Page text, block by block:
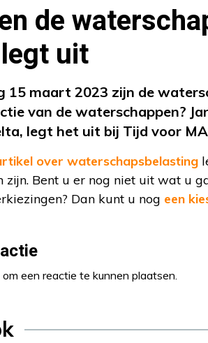
de
uit
15 maart 2023 zijn de
van de waterschappen?
legt het uit bij Tijd voor
over waterschapsbelasting
zijn. Bent u er nog niet uit wat u
Dan kunt u nog een
om een reactie te kunnen plaatsen.